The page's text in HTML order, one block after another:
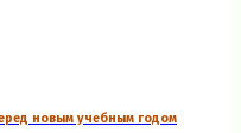
новым учебным годом